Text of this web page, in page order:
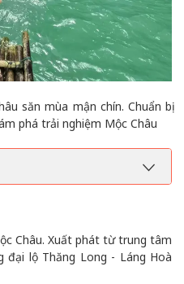
săn mùa mận chín. Chuẩn bị
phá trải nghiệm Mộc Châu
Châu. Xuất phát từ trung tâm
đại lộ Thăng Long - Láng Hoà